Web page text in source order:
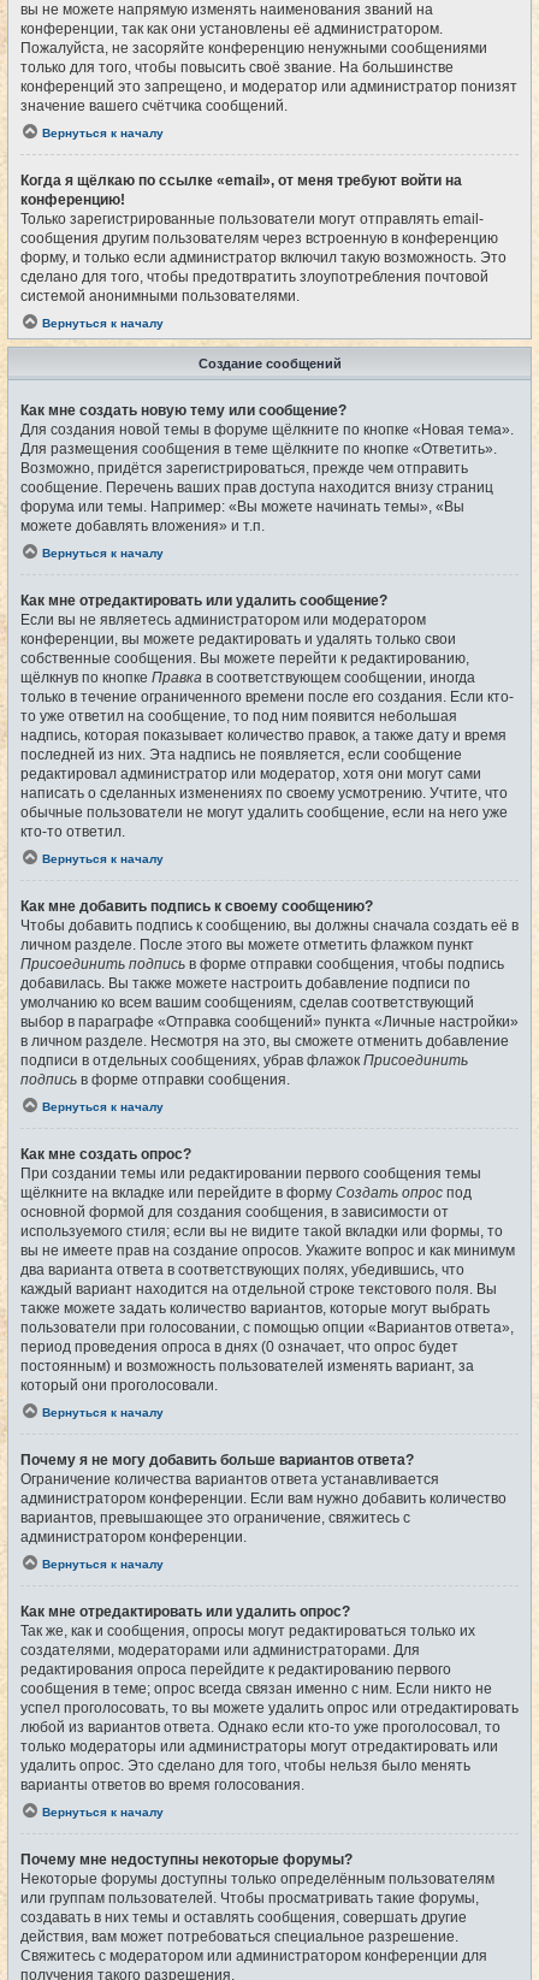
вы не можете напрямую изменять наименования званий на
конференции, так как они установлены её администратором.
Пожалуйста, не засоряйте конференцию ненужными сообщениями
только для того, чтобы повысить своё звание. На большинстве
конференций это запрещено, и модератор или администратор понизят
значение вашего счётчика сообщений.
Вернуться к началу
Когда я щёлкаю по ссылке «email», от меня требуют войти на
конференцию!
Только зарегистрированные пользователи могут отправлять email-
сообщения другим пользователям через встроенную в конференцию
форму, и только если администратор включил такую возможность. Это
сделано для того, чтобы предотвратить злоупотребления почтовой
системой анонимными пользователями.
Вернуться к началу
Создание сообщений
Как мне создать новую тему или сообщение?
Для создания новой темы в форуме щёлкните по кнопке «Новая тема».
Для размещения сообщения в теме щёлкните по кнопке «Ответить».
Возможно, придётся зарегистрироваться, прежде чем отправить
сообщение. Перечень ваших прав доступа находится внизу страниц
форума или темы. Например: «Вы можете начинать темы», «Вы
можете добавлять вложения» и т.п.
Вернуться к началу
Как мне отредактировать или удалить сообщение?
Если вы не являетесь администратором или модератором
конференции, вы можете редактировать и удалять только свои
собственные сообщения. Вы можете перейти к редактированию,
щёлкнув по кнопке Правка в соответствующем сообщении, иногда
только в течение ограниченного времени после его создания. Если кто-
то уже ответил на сообщение, то под ним появится небольшая
надпись, которая показывает количество правок, а также дату и время
последней из них. Эта надпись не появляется, если сообщение
редактировал администратор или модератор, хотя они могут сами
написать о сделанных изменениях по своему усмотрению. Учтите, что
обычные пользователи не могут удалить сообщение, если на него уже
кто-то ответил.
Вернуться к началу
Как мне добавить подпись к своему сообщению?
Чтобы добавить подпись к сообщению, вы должны сначала создать её в
личном разделе. После этого вы можете отметить флажком пункт
Присоединить подпись в форме отправки сообщения, чтобы подпись
добавилась. Вы также можете настроить добавление подписи по
умолчанию ко всем вашим сообщениям, сделав соответствующий
выбор в параграфе «Отправка сообщений» пункта «Личные настройки»
в личном разделе. Несмотря на это, вы сможете отменить добавление
подписи в отдельных сообщениях, убрав флажок Присоединить
подпись в форме отправки сообщения.
Вернуться к началу
Как мне создать опрос?
При создании темы или редактировании первого сообщения темы
щёлкните на вкладке или перейдите в форму Создать опрос под
основной формой для создания сообщения, в зависимости от
используемого стиля; если вы не видите такой вкладки или формы, то
вы не имеете прав на создание опросов. Укажите вопрос и как минимум
два варианта ответа в соответствующих полях, убедившись, что
каждый вариант находится на отдельной строке текстового поля. Вы
также можете задать количество вариантов, которые могут выбрать
пользователи при голосовании, с помощью опции «Вариантов ответа»,
период проведения опроса в днях (0 означает, что опрос будет
постоянным) и возможность пользователей изменять вариант, за
который они проголосовали.
Вернуться к началу
Почему я не могу добавить больше вариантов ответа?
Ограничение количества вариантов ответа устанавливается
администратором конференции. Если вам нужно добавить количество
вариантов, превышающее это ограничение, свяжитесь с
администратором конференции.
Вернуться к началу
Как мне отредактировать или удалить опрос?
Так же, как и сообщения, опросы могут редактироваться только их
создателями, модераторами или администраторами. Для
редактирования опроса перейдите к редактированию первого
сообщения в теме; опрос всегда связан именно с ним. Если никто не
успел проголосовать, то вы можете удалить опрос или отредактировать
любой из вариантов ответа. Однако если кто-то уже проголосовал, то
только модераторы или администраторы могут отредактировать или
удалить опрос. Это сделано для того, чтобы нельзя было менять
варианты ответов во время голосования.
Вернуться к началу
Почему мне недоступны некоторые форумы?
Некоторые форумы доступны только определённым пользователям
или группам пользователей. Чтобы просматривать такие форумы,
создавать в них темы и оставлять сообщения, совершать другие
действия, вам может потребоваться специальное разрешение.
Свяжитесь с модератором или администратором конференции для
получения такого разрешения.